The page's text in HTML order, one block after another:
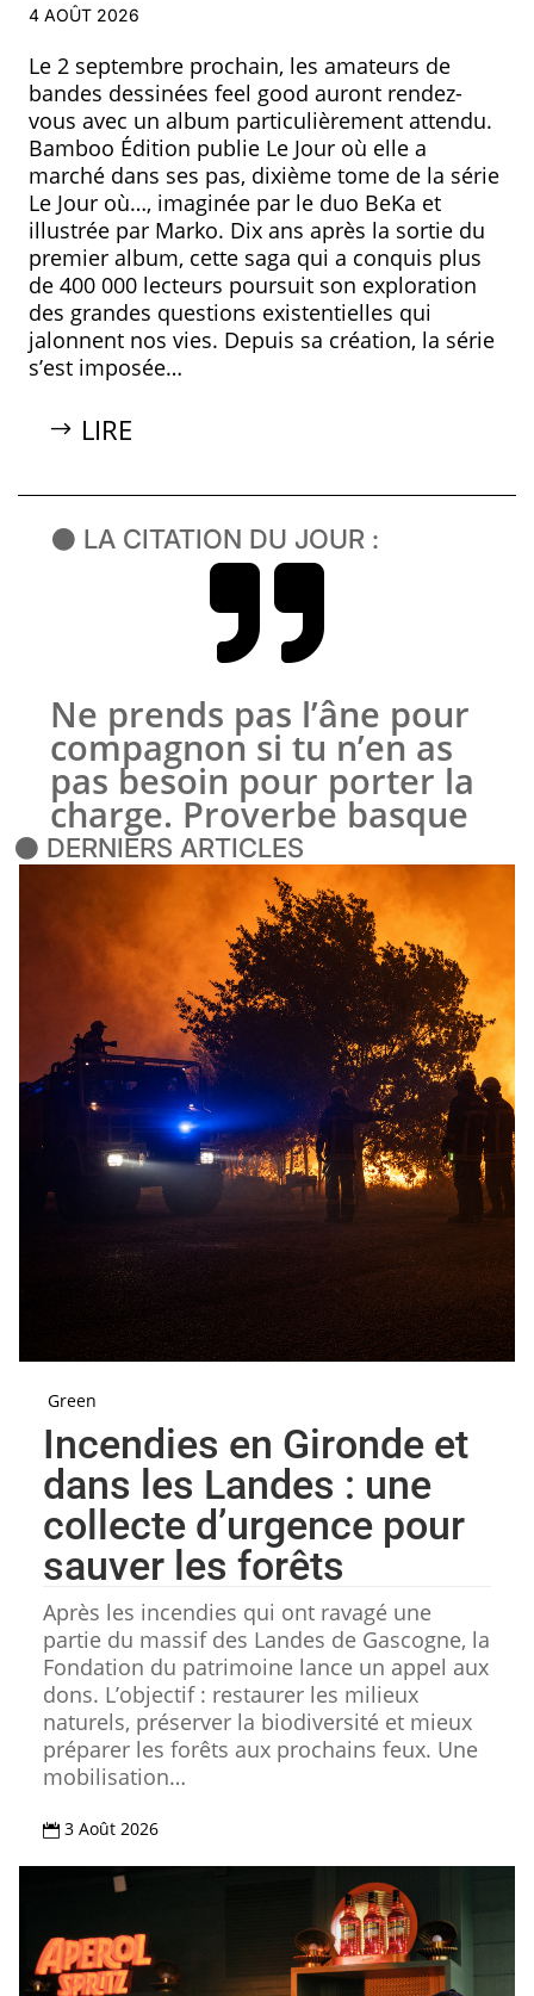
4 AOÛT 2026
Le 2 septembre prochain, les amateurs de
bandes dessinées feel good auront rendez-
vous avec un album particulièrement attendu.
Bamboo Édition publie Le Jour où elle a
marché dans ses pas, dixième tome de la série
Le Jour où…, imaginée par le duo BeKa et
illustrée par Marko. Dix ans après la sortie du
premier album, cette saga qui a conquis plus
de 400 000 lecteurs poursuit son exploration
des grandes questions existentielles qui
jalonnent nos vies. Depuis sa création, la série
s’est imposée…
LIRE
⚫ LA CITATION DU JOUR :

Ne prends pas l’âne pour
compagnon si tu n’en as
pas besoin pour porter la
charge. Proverbe basque
⚫ DERNIERS ARTICLES
Green
Incendies en Gironde et
dans les Landes : une
collecte d’urgence pour
sauver les forêts
Après les incendies qui ont ravagé une
partie du massif des Landes de Gascogne, la
Fondation du patrimoine lance un appel aux
dons. L’objectif : restaurer les milieux
naturels, préserver la biodiversité et mieux
préparer les forêts aux prochains feux. Une
mobilisation…
 3 Août 2026